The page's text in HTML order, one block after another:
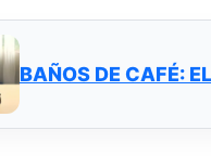
BAÑOS DE CAFÉ: